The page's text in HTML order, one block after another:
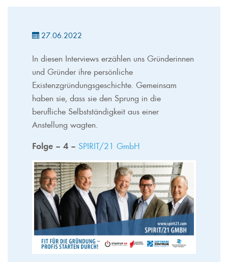
27.06.2022
In diesen Interviews erzählen uns Gründerinnen
und Gründer ihre persönliche
Existenzgründungsgeschichte. Gemeinsam
haben sie, dass sie den Sprung in die
berufliche Selbstständigkeit aus einer
Anstellung wagten.
Folge – 4 – SPIRIT/21 GmbH